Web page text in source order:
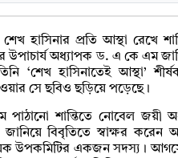
হাসিনার প্রতি আস্থা রেখে
উপাচার্য অধ্যাপক ড. এ কে এম
‘শেখ হাসিনাতেই আস্থা’
সে ছবিও ছড়িয়ে পড়েছে।
পাঠানো শান্তিতে নোবেল জয়ী
জানিয়ে বিবৃতিতে স্বাক্ষর
উপকমিটির একজন সদস্য।